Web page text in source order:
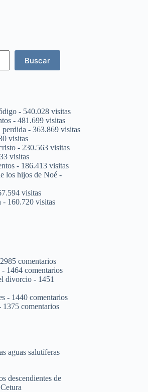
Buscar
- 540.028 visitas
- 481.699 visitas
perdida - 363.869 visitas
visitas
- 230.563 visitas
visitas
- 186.413 visitas
los hijos de Noé -
visitas
- 160.720 visitas
comentarios
- 1464 comentarios
divorcio - 1451
- 1440 comentarios
1375 comentarios
aguas salutíferas
descendientes de